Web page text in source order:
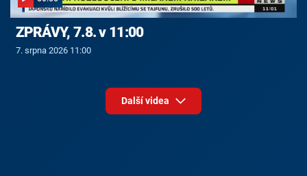
ZPRÁVY, 7.8. v 11:00
7. srpna 2026 11:00
Další videa